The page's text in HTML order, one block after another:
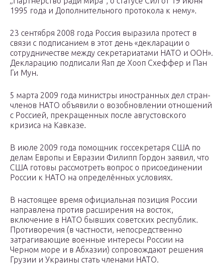
1995 года и Дополнительного протокола к нему».
23 сентября 2008 года Россия выразила протест в
связи с подписанием в этот день «декларации о
сотрудничестве между секретариатами НАТО и ООН».
Декларацию подписали Яап де Хооп Схеффер и Пан
Ги Мун.
5 марта 2009 года министры иностранных дел стран-
членов НАТО объявили о возобновлении отношений
с Россией, прекращенных после августовского
кризиса на Кавказе.
В июле 2009 года помощник госсекретаря США по
делам Европы и Евразии Филипп Гордон заявил, что
США готовы рассмотреть вопрос о присоединении
России к НАТО на определённых условиях.
В настоящее время официальная позиция России
направлена против расширения на восток,
включение в НАТО бывших советских республик.
Противоречия (в частности, непосредственно
затрагивающие военные интересы России на
Черном море и в Абхазии) сопровождают решения
Грузии и Украины стать членами НАТО.